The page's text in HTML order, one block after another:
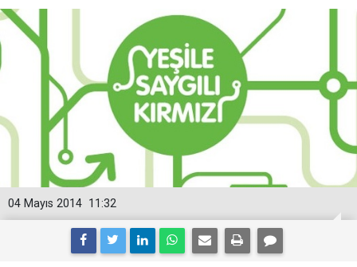
11:32
04 Mayıs 2014